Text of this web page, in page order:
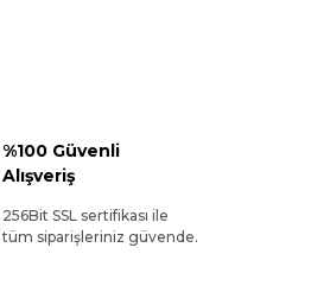
%100 Güvenli
Alışveriş
256Bit SSL sertifikası ile
tüm siparişleriniz güvende.